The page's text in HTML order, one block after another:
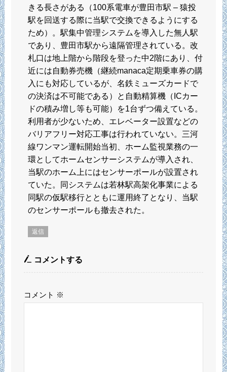
きる長さがある（100系電車が豊田市駅 – 猿投
駅を回送する際に当駅で交換できるようにする
ため）。駅集中管理システムを導入した無人駅
であり、豊田市駅から遠隔管理されている。改
札口は地上階から階段を登った中2階にあり、付
近には自動券売機（継続manaca定期乗車券の購
入にも対応しているが、名鉄ミューズカードで
の決済は不可能である）と自動精算機（ICカー
ドの積み増し等も可能）を1台ずつ備えている。
利用者が少ないため、エレベーター設置などの
バリアフリー対応工事は行われていない。三河
線ワンマン運転開始当初、ホーム監視業務の一
環としてホームセンサーシステムが導入され、
当駅のホーム上にはセンサーポールが設置され
ていた。同システムは若林駅高架化事業による
同駅の仮駅移行とともに運用終了となり、当駅
のセンサーポールも撤去された。
返信
コメントする
コメント ※